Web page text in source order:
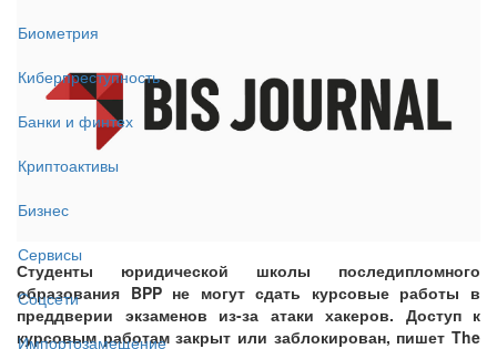
Биометрия
Киберпреступность
Банки и финтех
Криптоактивы
Бизнес
Сервисы
Соцсети
Импортозамещение
Студенты юридической школы последипломного
образования BPP не могут сдать курсовые работы в
преддверии экзаменов из-за атаки хакеров. Доступ к
курсовым работам закрыт или заблокирован, пишет The